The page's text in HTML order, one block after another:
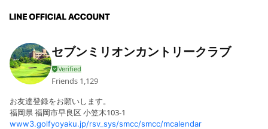
セブンミリオンカントリークラブ
Friends 1,129
お友達登録をお願いします。
福岡県 福岡市早良区 小笠木103-1
www3.golfyoyaku.jp/rsv_sys/smcc/smcc/mcalendar